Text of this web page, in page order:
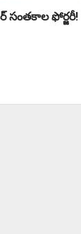
సంతకాల ఫోర్జరీ!